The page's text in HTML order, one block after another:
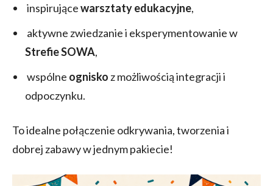
inspirującewarsztaty edukacyjne,
aktywne zwiedzanie i eksperymentowanie w
Strefie SOWA,
wspólne ognisko z możliwością integracji i
odpoczynku.
To idealne połączenie odkrywania, tworzenia i
dobrej zabawy w jednym pakiecie!